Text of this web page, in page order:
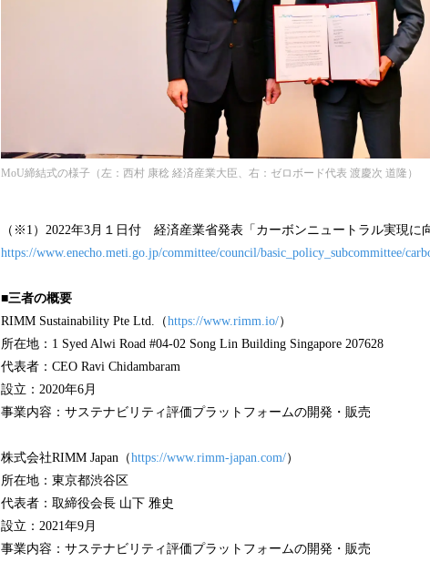
MoU締結式の様子（左：西村 康稔 経済産業大臣、右：ゼロボード代表 渡慶次 道隆）
（※1）2022年3月１日付 経済産業省発表「カーボンニュートラル実現に
https://www.enecho.meti.go.jp/committee/council/basic_policy_subcommittee/
■三者の概要
RIMM Sustainability Pte Ltd.（https://www.rimm.io/）
所在地：1 Syed Alwi Road #04-02 Song Lin Building Singapore 207628
代表者：CEO Ravi Chidambaram
設立：2020年6月
事業内容：サステナビリティ評価プラットフォームの開発・販売
株式会社RIMM Japan（https://www.rimm-japan.com/）
所在地：東京都渋谷区
代表者：取締役会長 山下 雅史
設立：2021年9月
事業内容：サステナビリティ評価プラットフォームの開発・販売